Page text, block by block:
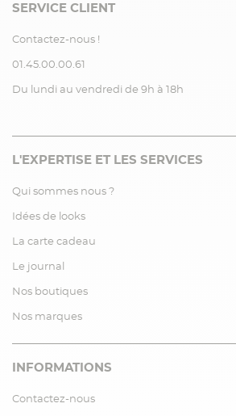
SERVICE CLIENT
Contactez-nous !
01.45.00.00.61
Du lundi au vendredi de 9h à 18h
L'EXPERTISE ET LES SERVICES
Qui sommes nous ?
Idées de looks
La carte cadeau
Le journal
Nos boutiques
Nos marques
INFORMATIONS
Contactez-nous